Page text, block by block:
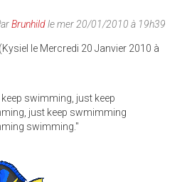
Brunhildle mer 20/01/2010 à 19h39
(Kysiel le Mercredi 20 Janvier 2010 à
swimming, just keep
just keep swmimming
swimming."